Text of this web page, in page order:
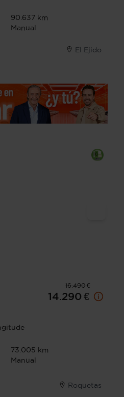
90.637 km
Manual
El Ejido
16.490 €
14.290 €
73.005 km
Manual
Roquetas